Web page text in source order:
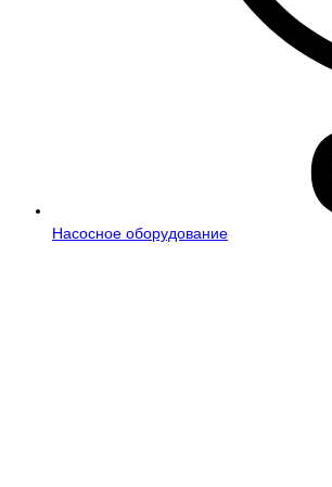
Насосное оборудование